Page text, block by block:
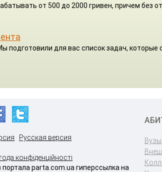
от 500 до 2000 гривен, причем без
подготовили для вас список задач, которые
Русская версия
конфіденційності
parta.com.ua гиперссылка на